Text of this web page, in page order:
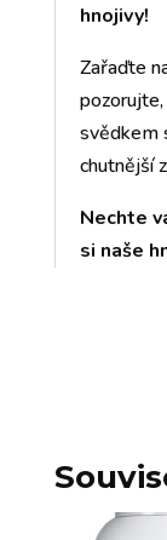
hnojivy!
Zařaďte
svědkem
chutnější
Nechte
si naše